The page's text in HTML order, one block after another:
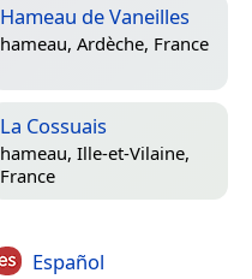
Hameau de Vaneilles
hameau, Ardèche, France
La Cossuais
hameau, Ille-et-Vilaine,
France
Español